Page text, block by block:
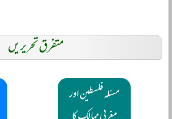
متفرق تحریریں
مسئلہ فلسطین اور